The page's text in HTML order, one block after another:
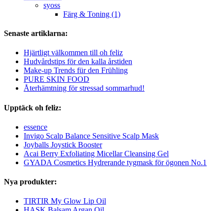
syoss
Färg & Toning (1)
Senaste artiklarna:
Hjärtligt välkommen till oh feliz
Hudvårdstips för den kalla årstiden
Make-up Trends für den Frühling
PURE SKIN FOOD
Återhämtning för stressad sommarhud!
Upptäck oh feliz:
essence
Invigo Scalp Balance Sensitive Scalp Mask
Joyballs Joystick Booster
Acai Berry Exfoliating Micellar Cleansing Gel
GYADA Cosmetics Hydrerande tygmask för ögonen No.1
Nya produkter:
TIRTIR My Glow Lip Oil